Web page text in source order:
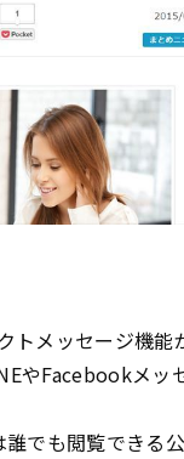
トメッセージ機能
やFacebookメッ
でも閲覧できる